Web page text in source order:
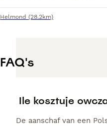
Helmond (28.2km)
FAQ's
Ile kosztuje
De aanschaf van een